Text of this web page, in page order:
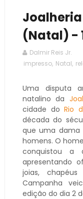
(Natal) -
Dalmir Reis Jr.
impresso, Natal,
Uma disputa
natalino da
cidade doRio
década do
que uma dama
homens. O
conquistou a
apresentando
joias,
Campanha
edição do dia 2